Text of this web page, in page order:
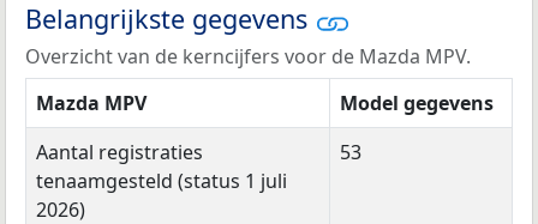
Belangrijkste gegevens
Overzicht van de kerncijfers voor de Mazda MPV.
Mazda MPV
Model gegevens
Aantal registraties
tenaamgesteld (status 1 juli
2026)
53